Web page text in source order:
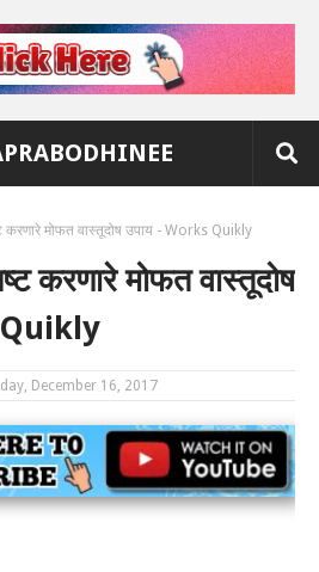
करणारे मोफत वास्तूदोष उपाय - Works Quikly
करणारे मोफत वास्तूदोष
Quikly
December 16, 2017